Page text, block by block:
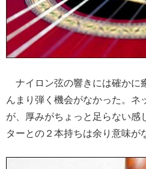
ナイロン弦の響きには確かに
んまり弾く機会がなかった。ネ
が、厚みがちょっと足らない感
ターとの２本持ちは余り意味が